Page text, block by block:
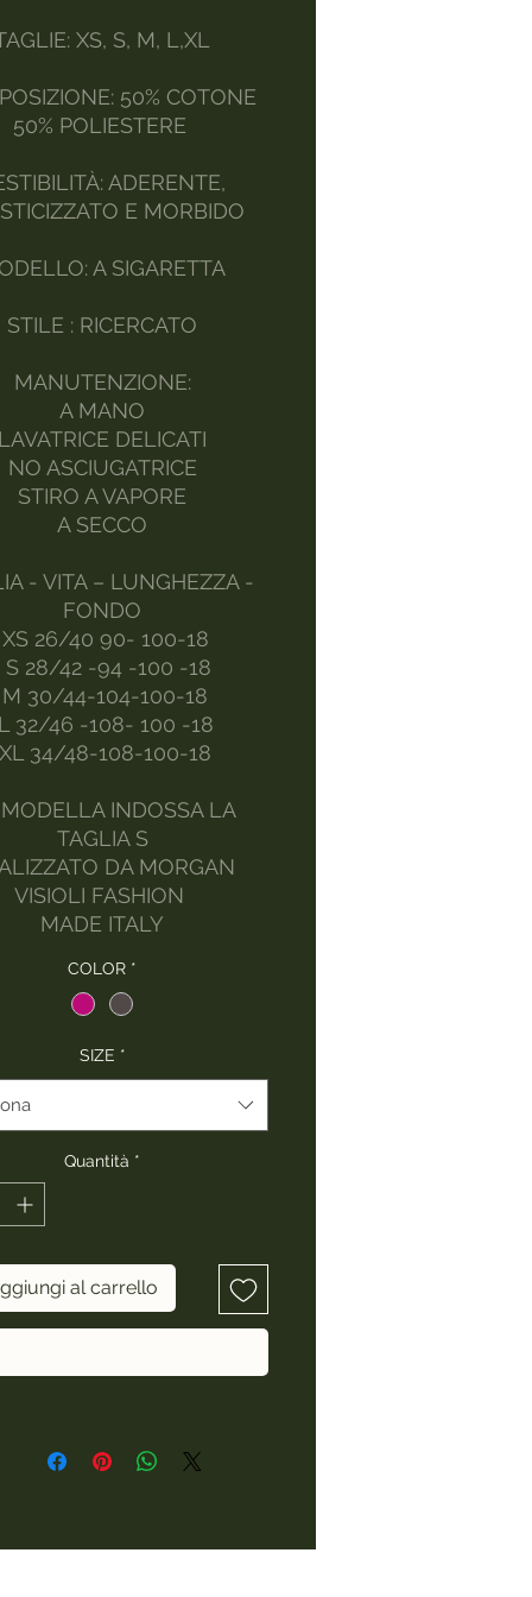
XS, S, M, L,XL
50% COTONE
50% POLIESTERE
ADERENTE,
E MORBIDO
A SIGARETTA
STILE : RICERCATO
MANUTENZIONE:
A MANO
LAVATRICE DELICATI
NO ASCIUGATRICE
STIRO A VAPORE
A SECCO
- VITA – LUNGHEZZA -
FONDO
XS 26/40 90- 100-18
S 28/42 -94 -100 -18
M 30/44-104-100-18
L 32/46 -108- 100 -18
XL 34/48-108-100-18
INDOSSA LA
TAGLIA S
DA MORGAN
VISIOLI FASHION
MADE ITALY
COLOR *
SIZE *
Quantità *
al carrello